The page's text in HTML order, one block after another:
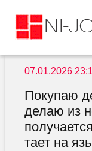
07.01.2026
Покупаю
делаю из
тает на